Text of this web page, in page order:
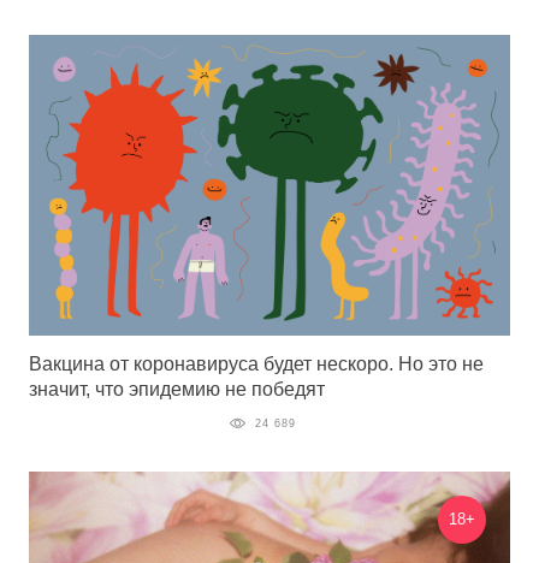
Вакцина от коронавируса будет нескоро. Но это не
значит, что эпидемию не победят
24 689
18+